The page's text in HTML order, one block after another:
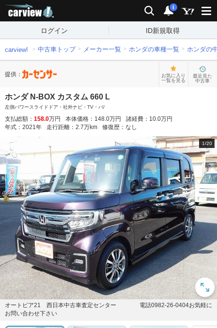
検索 通知
i
ログイン ID新規取得
carview! 中古車トップ メーカー一覧 ホンダの車種一覧 ホンダの
提供：
お気に入り
一覧を見る
最近見た
中古車
ホンダ N-BOX カスタム 660 L
左側パワースライドドア・社外ナビ・TV・バ/
支払総額： 158.0万円 本体価格： 148.0万円 諸経費： 10.0万円
年式： 2021年 走行距離： 2.7万km 修復歴： なし
1/20
オートピア21 西日本中古車査定センター 電話0982-26-0404お気軽に
お問い合わせ下さい